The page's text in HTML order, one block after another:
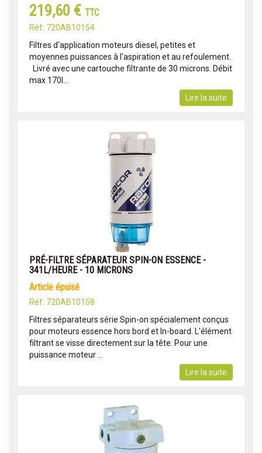
219,60 € TTC
Réf: 720AB10154
Filtres d'application moteurs diesel, petites et
moyennes puissances à l'aspiration et au refoulement.
Livré avec une cartouche filtrante de 30 microns. Débit
max 170l...
Lire la suite
PRÉ-FILTRE SÉPARATEUR SPIN-ON ESSENCE -
341L/HEURE - 10 MICRONS
article épuisé
Réf: 720AB10158
Filtres séparateurs série Spin-on spécialement conçus
pour moteurs essence hors bord et In-board. L'élément
filtrant se visse directement sur la tête. Pour une
puissance moteur ...
Lire la suite